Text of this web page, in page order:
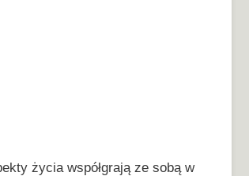
życia współgrają ze sobą w